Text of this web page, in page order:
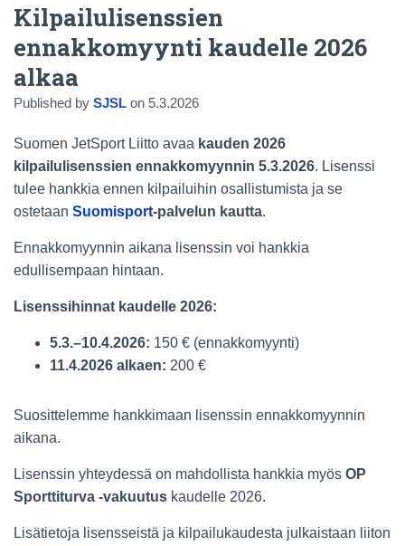
Kilpailulisenssien
ennakkomyynti kaudelle 2026
alkaa
Published by SJSL on 5.3.2026
Suomen JetSport Liitto avaa kauden 2026
kilpailulisenssien ennakkomyynnin 5.3.2026. Lisenssi
tulee hankkia ennen kilpailuihin osallistumista ja se
ostetaan Suomisport-palvelun kautta.
Ennakkomyynnin aikana lisenssin voi hankkia
edullisempaan hintaan.
Lisenssihinnat kaudelle 2026:
5.3.–10.4.2026: 150 € (ennakkomyynti)
11.4.2026 alkaen: 200 €
Suosittelemme hankkimaan lisenssin ennakkomyynnin
aikana.
Lisenssin yhteydessä on mahdollista hankkia myös OP
Sporttiturva -vakuutus kaudelle 2026.
Lisätietoja lisensseistä ja kilpailukaudesta julkaistaan liiton